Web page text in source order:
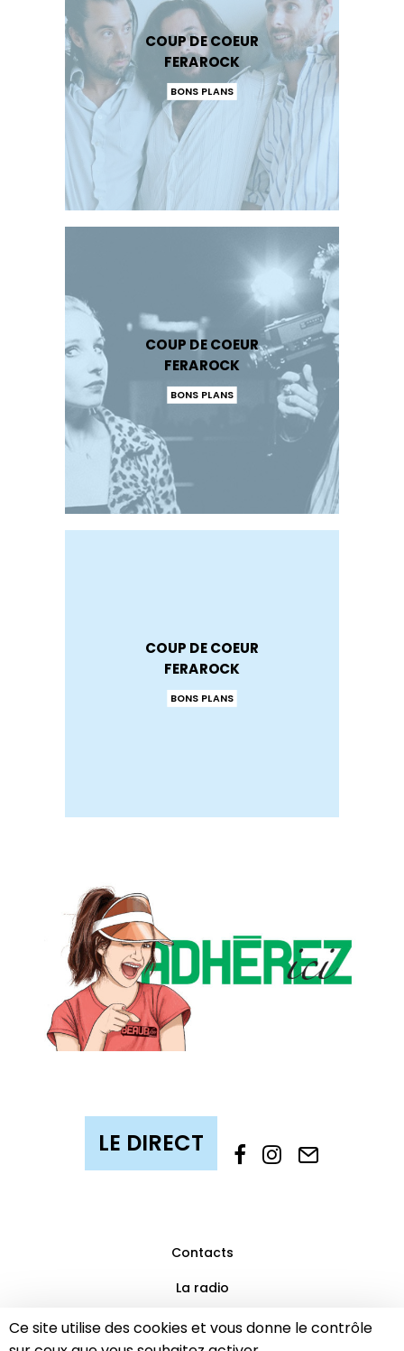
Ce site utilise des cookies et vous donne le contrôle
COUP DE COEUR
FERAROCK
BONS PLANS
COUP DE COEUR
FERAROCK
BONS PLANS
COUP DE COEUR
FERAROCK
BONS PLANS
Contacts
La radio
Mentions légales